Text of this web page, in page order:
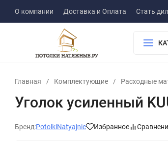
О компании Доставка и Оплата Стать
Главная / Комплектующие / Расходные
Уголок усиленный
Бренд:PotolkiNatyajnie Избранное